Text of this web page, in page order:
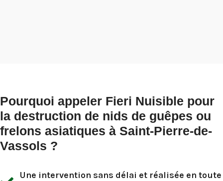
Pourquoi appeler Fieri Nuisible pour
la destruction de nids de guêpes ou
frelons asiatiques à Saint-Pierre-de-
Vassols ?
Une intervention sans délai et réalisée en toute